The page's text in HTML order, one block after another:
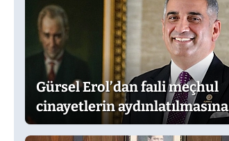
Gürsel Erol’dan faıli meçhul
cinayetlerin aydınlatılmasına
destek